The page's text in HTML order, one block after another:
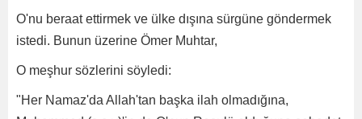
O'nu beraat ettirmek ve ülke dışına sürgüne göndermek
istedi. Bunun üzerine Ömer Muhtar,
O meşhur sözlerini söyledi:
"Her Namaz'da Allah'tan başka ilah olmadığına,